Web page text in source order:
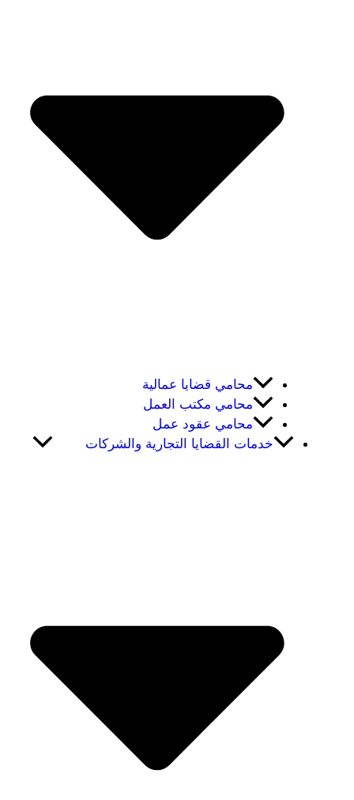
محامي قضايا عمالية
محامي مكتب العمل
محامي عقود عمل
خدمات القضايا التجارية والشركات